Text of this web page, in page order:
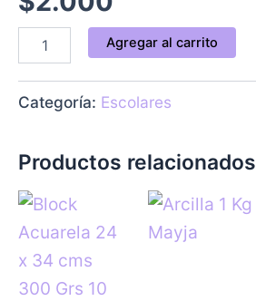
Agregar al carrito
Categoría: Escolares
Productos relacionados